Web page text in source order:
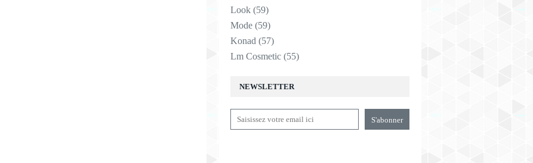
NEWSLETTER
Look (59)
Mode (59)
Konad (57)
Lm Cosmetic (55)